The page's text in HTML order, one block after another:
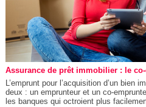
Assurance de prêt immobilier : le
L’emprunt pour l’acquisition d’un bien
deux : un emprunteur et un co-
les banques qui octroient plus